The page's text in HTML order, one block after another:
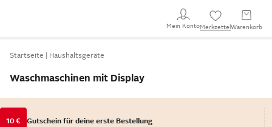
Mein KontoMerkzettel Warenkorb
Startseite Haushaltsgeräte
Waschmaschinen mit Display
10 € Gutschein für deine erste Bestellung